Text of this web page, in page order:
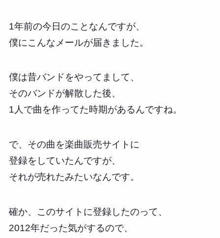
1年前の今日のことなんですが、
僕にこんなメールが届きました。
僕は昔バンドをやってまして、
そのバンドが解散した後、
1人で曲を作ってた時期があるんですね。
で、その曲を楽曲販売サイトに
登録をしていたんですが、
それが売れたみたいなんです。
確か、このサイトに登録したのって、
2012年だった気がするので、